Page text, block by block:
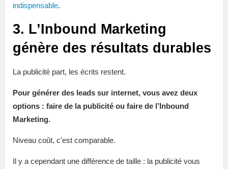
indispensable.
3. L’Inbound Marketing
génère des résultats durables
La publicité part, les écrits restent.
Pour générer des leads sur internet, vous avez deux
options : faire de la publicité ou faire de l’Inbound
Marketing.
Niveau coût, c’est comparable.
Il y a cependant une différence de taille : la publicité vous